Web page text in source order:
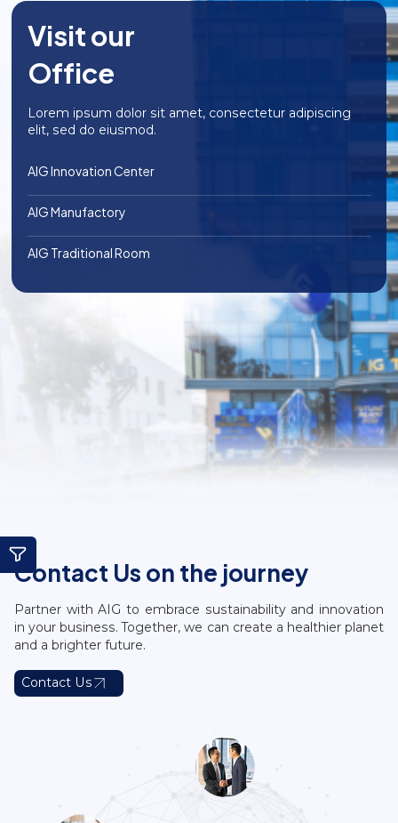
Visit our
Office
Lorem ipsum dolor sit amet, consectetur adipiscing
elit, sed do eiusmod.
AIG Innovation Center
AIG Manufactory
AIG Traditional Room
Contact Us on the journey
Partner with AIG to embrace sustainability and innovation
in your business. Together, we can create a healthier planet
and a brighter future.
Contact Us